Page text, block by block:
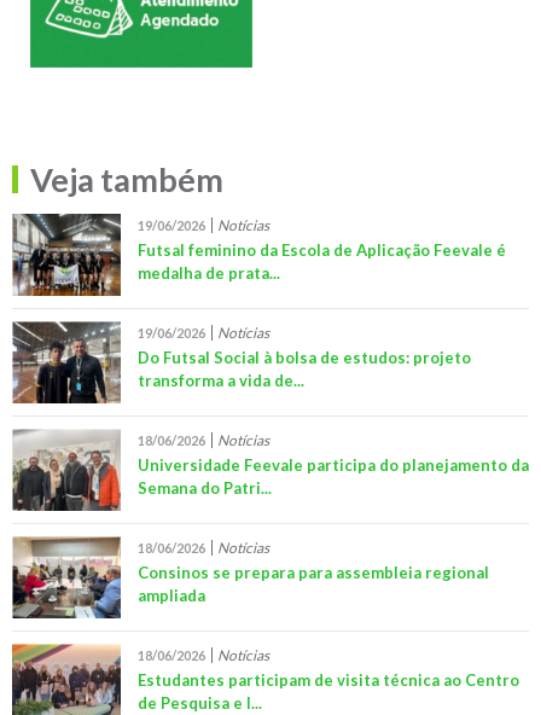
Veja também
19/06/2026 Notícias
Futsal feminino da Escola de Aplicação Feevale é
medalha de prata...
19/06/2026 Notícias
Do Futsal Social à bolsa de estudos: projeto
transforma a vida de...
18/06/2026 Notícias
Universidade Feevale participa do planejamento da
Semana do Patri...
18/06/2026 Notícias
Consinos se prepara para assembleia regional
ampliada
18/06/2026 Notícias
Estudantes participam de visita técnica ao Centro
de Pesquisa e I...